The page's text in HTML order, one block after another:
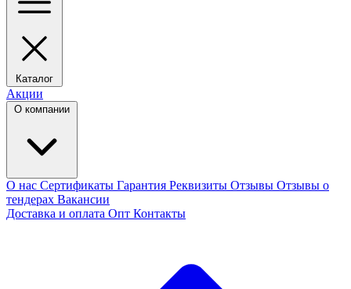
Каталог
Акции
О компании
О нас Сертификаты Гарантия Реквизиты Отзывы Отзывы о
тендерах Вакансии
Доставка и оплата Опт Контакты